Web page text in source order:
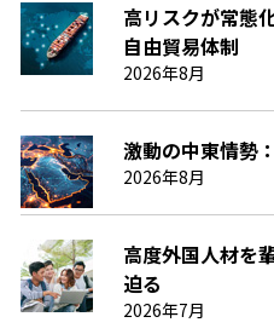
高リスクが常態
自由貿易体制
2026年8月
激動の中東情勢
2026年8月
高度外国人材を
迫る
2026年7月